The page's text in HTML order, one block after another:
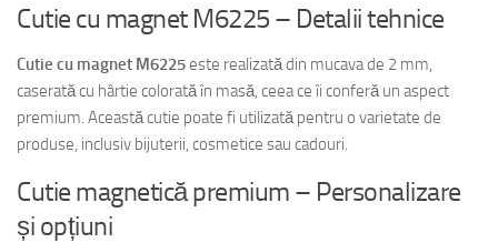
Cutie cu magnet M6225 – Detalii tehnice
Cutie cu magnet M6225este realizată din mucava de 2 mm,
caserată cu hârtie colorată în masă, ceea ce îi conferă un aspect
premium. Această cutie poate fi utilizată pentru o varietate de
produse, inclusiv bijuterii, cosmetice sau cadouri.
Cutie magnetică premium – Personalizare
și opțiuni